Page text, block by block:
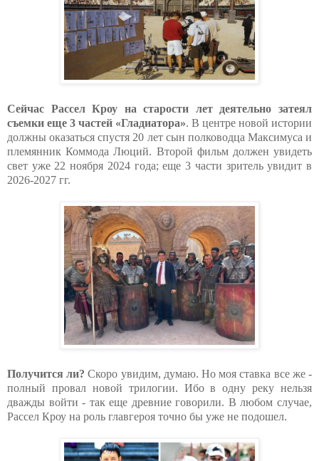
Сейчас Рассел Кроу на старости лет деятельно затеял
съемки еще 3 частей «Гладиатора». В центре новой истории
должны оказаться спустя 20 лет сын полководца Максимуса и
племянник Коммода Люций. Второй фильм должен увидеть
свет уже 22 ноября 2024 года; еще 3 части зритель увидит в
2026-2027 гг.
Получится ли? Скоро увидим, думаю. Но моя ставка все же -
полный провал новой трилогии. Ибо в одну реку нельзя
дважды войти - так еще древние говорили. В любом случае,
Рассел Кроу на роль главгероя точно бы уже не подошел.